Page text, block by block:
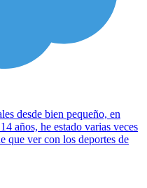
desde bien pequeño, en
años, he estado varias veces
que ver con los deportes de